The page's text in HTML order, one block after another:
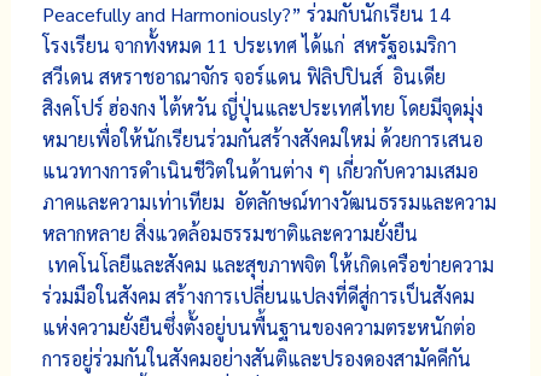
Peacefully and Harmoniously?” ร่วมกับนักเรียน 14
โรงเรียน จากทั้งหมด 11 ประเทศ ได้แก่ สหรัฐอเมริกา
สวีเดน สหราชอาณาจักร จอร์แดน ฟิลิปปินส์ อินเดีย
สิงคโปร์ ฮ่องกง ไต้หวัน ญี่ปุ่นและประเทศไทย โดยมีจุดมุ่ง
หมายเพื่อให้นักเรียนร่วมกันสร้างสังคมใหม่ ด้วยการเสนอ
แนวทางการดำเนินชีวิตในด้านต่าง ๆ เกี่ยวกับความเสมอ
ภาคและความเท่าเทียม อัตลักษณ์ทางวัฒนธรรมและความ
หลากหลาย สิ่งแวดล้อมธรรมชาติและความยั่งยืน
เทคโนโลยีและสังคม และสุขภาพจิต ให้เกิดเครือข่ายความ
ร่วมมือในสังคม สร้างการเปลี่ยนแปลงที่ดีสู่การเป็นสังคม
แห่งความยั่งยืนซึ่งตั้งอยู่บนพื้นฐานของความตระหนักต่อ
การอยู่ร่วมกันในสังคมอย่างสันติและปรองดองสามัคคีกัน